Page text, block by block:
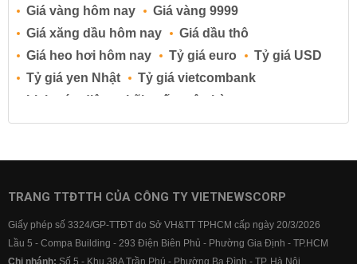
Giá vàng hôm nay
Giá vàng 9999
Giá xăng dầu hôm nay
Giá dầu thô
Giá heo hơi hôm nay
Tỷ giá euro
Tỷ giá USD
Tỷ giá yen Nhật
Tỷ giá vietcombank
Lịch cúp điện
Lãi suất ngân hàng
Lãi suất tiết kiệm
Lãi suất tiền gửi
Lãi suất ngân hàng BIDV
Lãi suất ngân hàng Vietcombank
TRANG TTĐTTH CỦA CÔNG TY VIETNEWSCORP
Giấy phép số 3324/GP-TTĐT do Sở VH&TT TPHCM cấp ngày 20/3/2026
Lầu 5 - Compa Building - 293 Điện Biên Phủ - Phường Gia Định - TP.HCM